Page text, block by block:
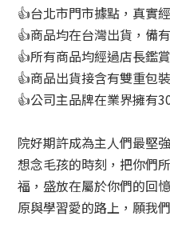
👍台北市門市據點，真實
👍商品均在台灣出貨，備
👍所有商品均經過店長鑑
👍商品出貨接含有雙重包
👍公司主品牌在業界擁有
院好期許成為主人們最堅
想念毛孩的時刻，把你們
福，盛放在屬於你們的回
原與學習愛的路上，願我